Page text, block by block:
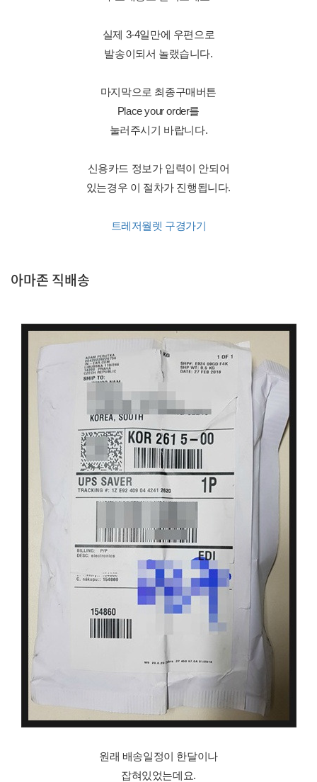
실제 3-4일만에 우편으로
발송이되서 놀랬습니다.
마지막으로 최종구매버튼
Place your order를
눌러주시기 바랍니다.
신용카드 정보가 입력이 안되어
있는경우 이 절차가 진행됩니다.
트레저월렛 구경가기
아마존 직배송
원래 배송일정이 한달이나
잡혀있었는데요.